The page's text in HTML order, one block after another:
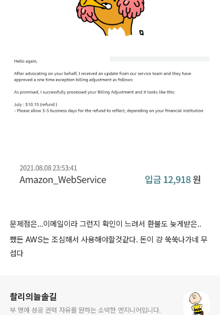
문제점은...이메일이라 그런지 확인이 느려서 환불도 늦게받은..
쨌든 AWS는 조심해서 사용해야할것같다. 돈이 걍 쑥쑥나가네 무
섭다
촬리의늘솔길
부 명예 성공 권력 자유를 원하는 소박한 엔지니어입니다.